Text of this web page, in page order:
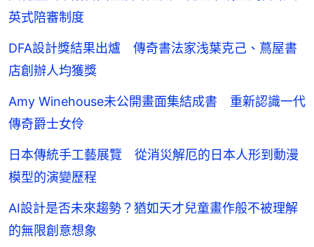
英式陪審制度
DFA設計獎結果出爐 傳奇書法家浅葉克己、蔦屋書
店創辦人均獲獎
Amy Winehouse未公開畫面集結成書 重新認識一代
傳奇爵士女伶
日本傳統手工藝展覽 從消災解厄的日本人形到動漫
模型的演變歷程
AI設計是否未來趨勢？猶如天才兒童畫作般不被理解
的無限創意想象